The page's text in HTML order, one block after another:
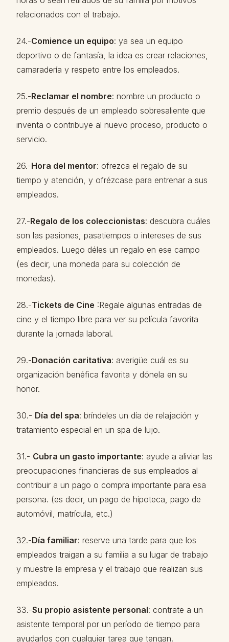
relacionados con el trabajo.
24.-Comience un equipo: ya sea un equipo
deportivo o de fantasía, la idea es crear relaciones,
camaradería y respeto entre los empleados.
25.-Reclamar el nombre: nombre un producto o
premio después de un empleado sobresaliente que
inventa o contribuye al nuevo proceso, producto o
servicio.
26.-Hora del mentor: ofrezca el regalo de su
tiempo y atención, y ofrézcase para entrenar a sus
empleados.
27.-Regalo de los coleccionistas: descubra cuáles
son las pasiones, pasatiempos o intereses de sus
empleados. Luego déles un regalo en ese campo
(es decir, una moneda para su colección de
monedas).
28.-Tickets de Cine :Regale algunas entradas de
cine y el tiempo libre para ver su película favorita
durante la jornada laboral.
29.-Donación caritativa: averigüe cuál es su
organización benéfica favorita y dónela en su
honor.
30.- Día del spa: bríndeles un día de relajación y
tratamiento especial en un spa de lujo.
31.- Cubra un gasto importante: ayude a aliviar las
preocupaciones financieras de sus empleados al
contribuir a un pago o compra importante para esa
persona. (es decir, un pago de hipoteca, pago de
automóvil, matrícula, etc.)
32.-Día familiar: reserve una tarde para que los
empleados traigan a su familia a su lugar de trabajo
y muestre la empresa y el trabajo que realizan sus
empleados.
33.-Su propio asistente personal: contrate a un
asistente temporal por un período de tiempo para
ayudarlos con cualquier tarea que tengan.